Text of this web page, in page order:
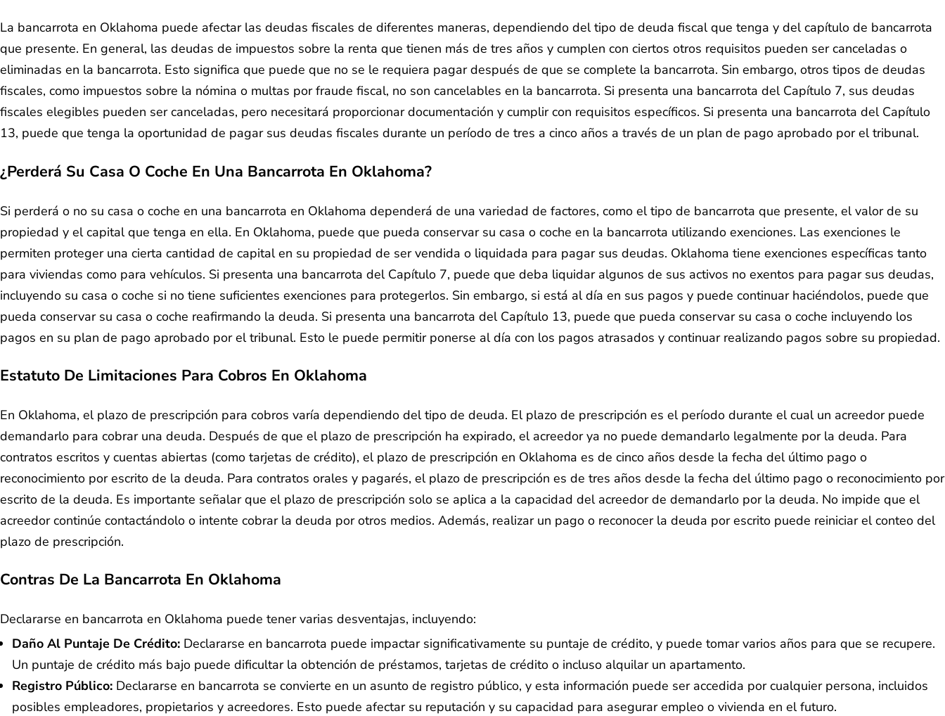
La bancarrota en Oklahoma puede afectar las deudas fiscales de diferentes maneras, dependiendo del tipo de deuda fiscal que tenga y del capítulo de bancarrota
que presente. En general, las deudas de impuestos sobre la renta que tienen más de tres años y cumplen con ciertos otros requisitos pueden ser canceladas o
eliminadas en la bancarrota. Esto significa que puede que no se le requiera pagar después de que se complete la bancarrota. Sin embargo, otros tipos de deudas
fiscales, como impuestos sobre la nómina o multas por fraude fiscal, no son cancelables en la bancarrota. Si presenta una bancarrota del Capítulo 7, sus deudas
fiscales elegibles pueden ser canceladas, pero necesitará proporcionar documentación y cumplir con requisitos específicos. Si presenta una bancarrota del Capítulo
13, puede que tenga la oportunidad de pagar sus deudas fiscales durante un período de tres a cinco años a través de un plan de pago aprobado por el tribunal.
¿Perderá Su Casa O Coche En Una Bancarrota En Oklahoma?
Si perderá o no su casa o coche en una bancarrota en Oklahoma dependerá de una variedad de factores, como el tipo de bancarrota que presente, el valor de su
propiedad y el capital que tenga en ella. En Oklahoma, puede que pueda conservar su casa o coche en la bancarrota utilizando exenciones. Las exenciones le
permiten proteger una cierta cantidad de capital en su propiedad de ser vendida o liquidada para pagar sus deudas. Oklahoma tiene exenciones específicas tanto
para viviendas como para vehículos. Si presenta una bancarrota del Capítulo 7, puede que deba liquidar algunos de sus activos no exentos para pagar sus deudas,
incluyendo su casa o coche si no tiene suficientes exenciones para protegerlos. Sin embargo, si está al día en sus pagos y puede continuar haciéndolos, puede que
pueda conservar su casa o coche reafirmando la deuda. Si presenta una bancarrota del Capítulo 13, puede que pueda conservar su casa o coche incluyendo los
pagos en su plan de pago aprobado por el tribunal. Esto le puede permitir ponerse al día con los pagos atrasados y continuar realizando pagos sobre su propiedad.
Estatuto De Limitaciones Para Cobros En Oklahoma
En Oklahoma, el plazo de prescripción para cobros varía dependiendo del tipo de deuda. El plazo de prescripción es el período durante el cual un acreedor puede
demandarlo para cobrar una deuda. Después de que el plazo de prescripción ha expirado, el acreedor ya no puede demandarlo legalmente por la deuda. Para
contratos escritos y cuentas abiertas (como tarjetas de crédito), el plazo de prescripción en Oklahoma es de cinco años desde la fecha del último pago o
reconocimiento por escrito de la deuda. Para contratos orales y pagarés, el plazo de prescripción es de tres años desde la fecha del último pago o reconocimiento por
escrito de la deuda. Es importante señalar que el plazo de prescripción solo se aplica a la capacidad del acreedor de demandarlo por la deuda. No impide que el
acreedor continúe contactándolo o intente cobrar la deuda por otros medios. Además, realizar un pago o reconocer la deuda por escrito puede reiniciar el conteo del
plazo de prescripción.
Contras De La Bancarrota En Oklahoma
Declararse en bancarrota en Oklahoma puede tener varias desventajas, incluyendo:
Daño Al Puntaje De Crédito: Declararse en bancarrota puede impactar significativamente su puntaje de crédito, y puede tomar varios años para que se recupere.
Un puntaje de crédito más bajo puede dificultar la obtención de préstamos, tarjetas de crédito o incluso alquilar un apartamento.
Registro Público: Declararse en bancarrota se convierte en un asunto de registro público, y esta información puede ser accedida por cualquier persona, incluidos
posibles empleadores, propietarios y acreedores. Esto puede afectar su reputación y su capacidad para asegurar empleo o vivienda en el futuro.